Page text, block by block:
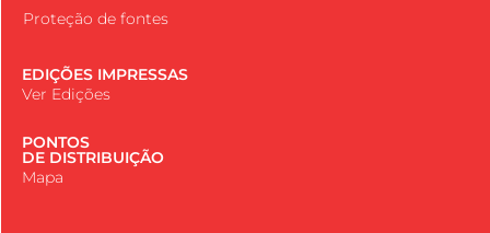
Proteção de fontes
EDIÇÕES IMPRESSAS
Ver Edições
PONTOS
DE DISTRIBUIÇÃO
Mapa